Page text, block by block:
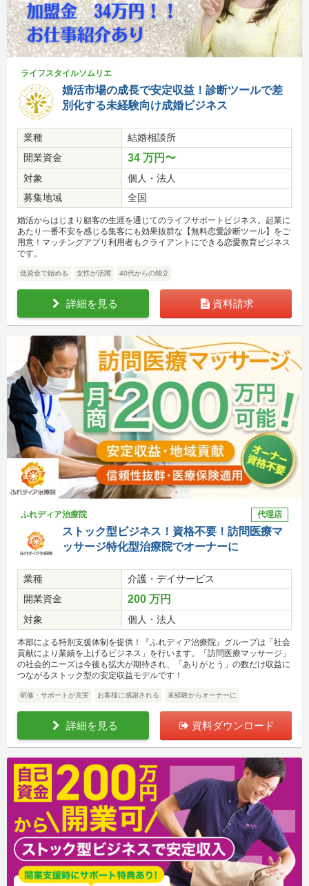
ライフスタイルソムリエ
婚活市場の成長で安定収益！診断ツールで差
別化する未経験向け成婚ビジネス
業種
結婚相談所
開業資金
34 万円〜
対象
個人・法人
募集地域
全国
婚活からはじまり顧客の生涯を通じてのライフサポートビジネス。起業に
あたり一番不安を感じる集客にも効果抜群な【無料恋愛診断ツール】をご
用意！マッチングアプリ利用者もクライアントにできる恋愛教育ビジネス
です。
低資金で始める 女性が活躍 40代からの独立
詳細を見る 資料請求
ふれディア治療院 代理店
ストック型ビジネス！資格不要！訪問医療マ
ッサージ特化型治療院でオーナーに
業種
介護・デイサービス
開業資金
200 万円
対象 個人・法人
本部による特別支援体制を提供！『ふれディア治療院』グループは「社会
貢献により業績を上げるビジネス」を行います。「訪問医療マッサージ」
の社会的ニーズは今後も拡大が期待され、「ありがとう」の数だけ収益に
つながるストック型の安定収益モデルです！
研修・サポートが充実 お客様に感謝される 未経験からオーナーに
詳細を見る 資料ダウンロード